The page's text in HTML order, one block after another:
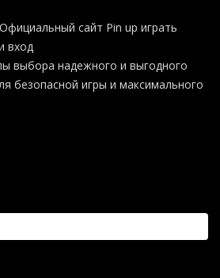
сайт Pin up играть
вход
выбора надежного и выгодного
безопасной игры и максимального